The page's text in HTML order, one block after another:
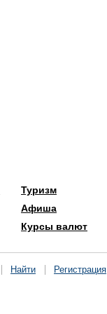
Туризм
Афиша
Курсы валют
Найти Регистрация